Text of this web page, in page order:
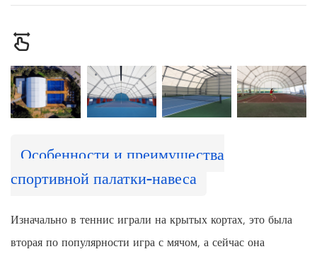
Особенности и преимущества
спортивной палатки-навеса
Изначально в теннис играли на крытых кортах, это была
вторая по популярности игра с мячом, а сейчас она